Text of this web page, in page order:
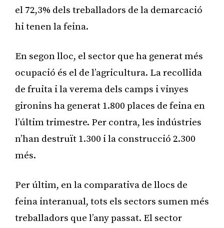
el 72,3% dels treballadors de la demarcació
hi tenen la feina.
En segon lloc, el sector que ha generat més
ocupació és el de l’agricultura. La recollida
de fruita i la verema dels camps i vinyes
gironins ha generat 1.800 places de feina en
l’últim trimestre. Per contra, les indústries
n’han destruït 1.300 i la construcció 2.300
més.
Per últim, en la comparativa de llocs de
feina interanual, tots els sectors sumen més
treballadors que l’any passat. El sector